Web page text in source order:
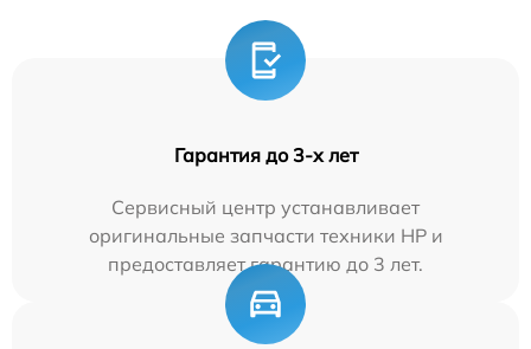
Гарантия до 3-х лет
Сервисный центр устанавливает
оригинальные запчасти техники HP и
предоставляет гарантию до 3 лет.